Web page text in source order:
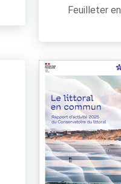
Feuilleter